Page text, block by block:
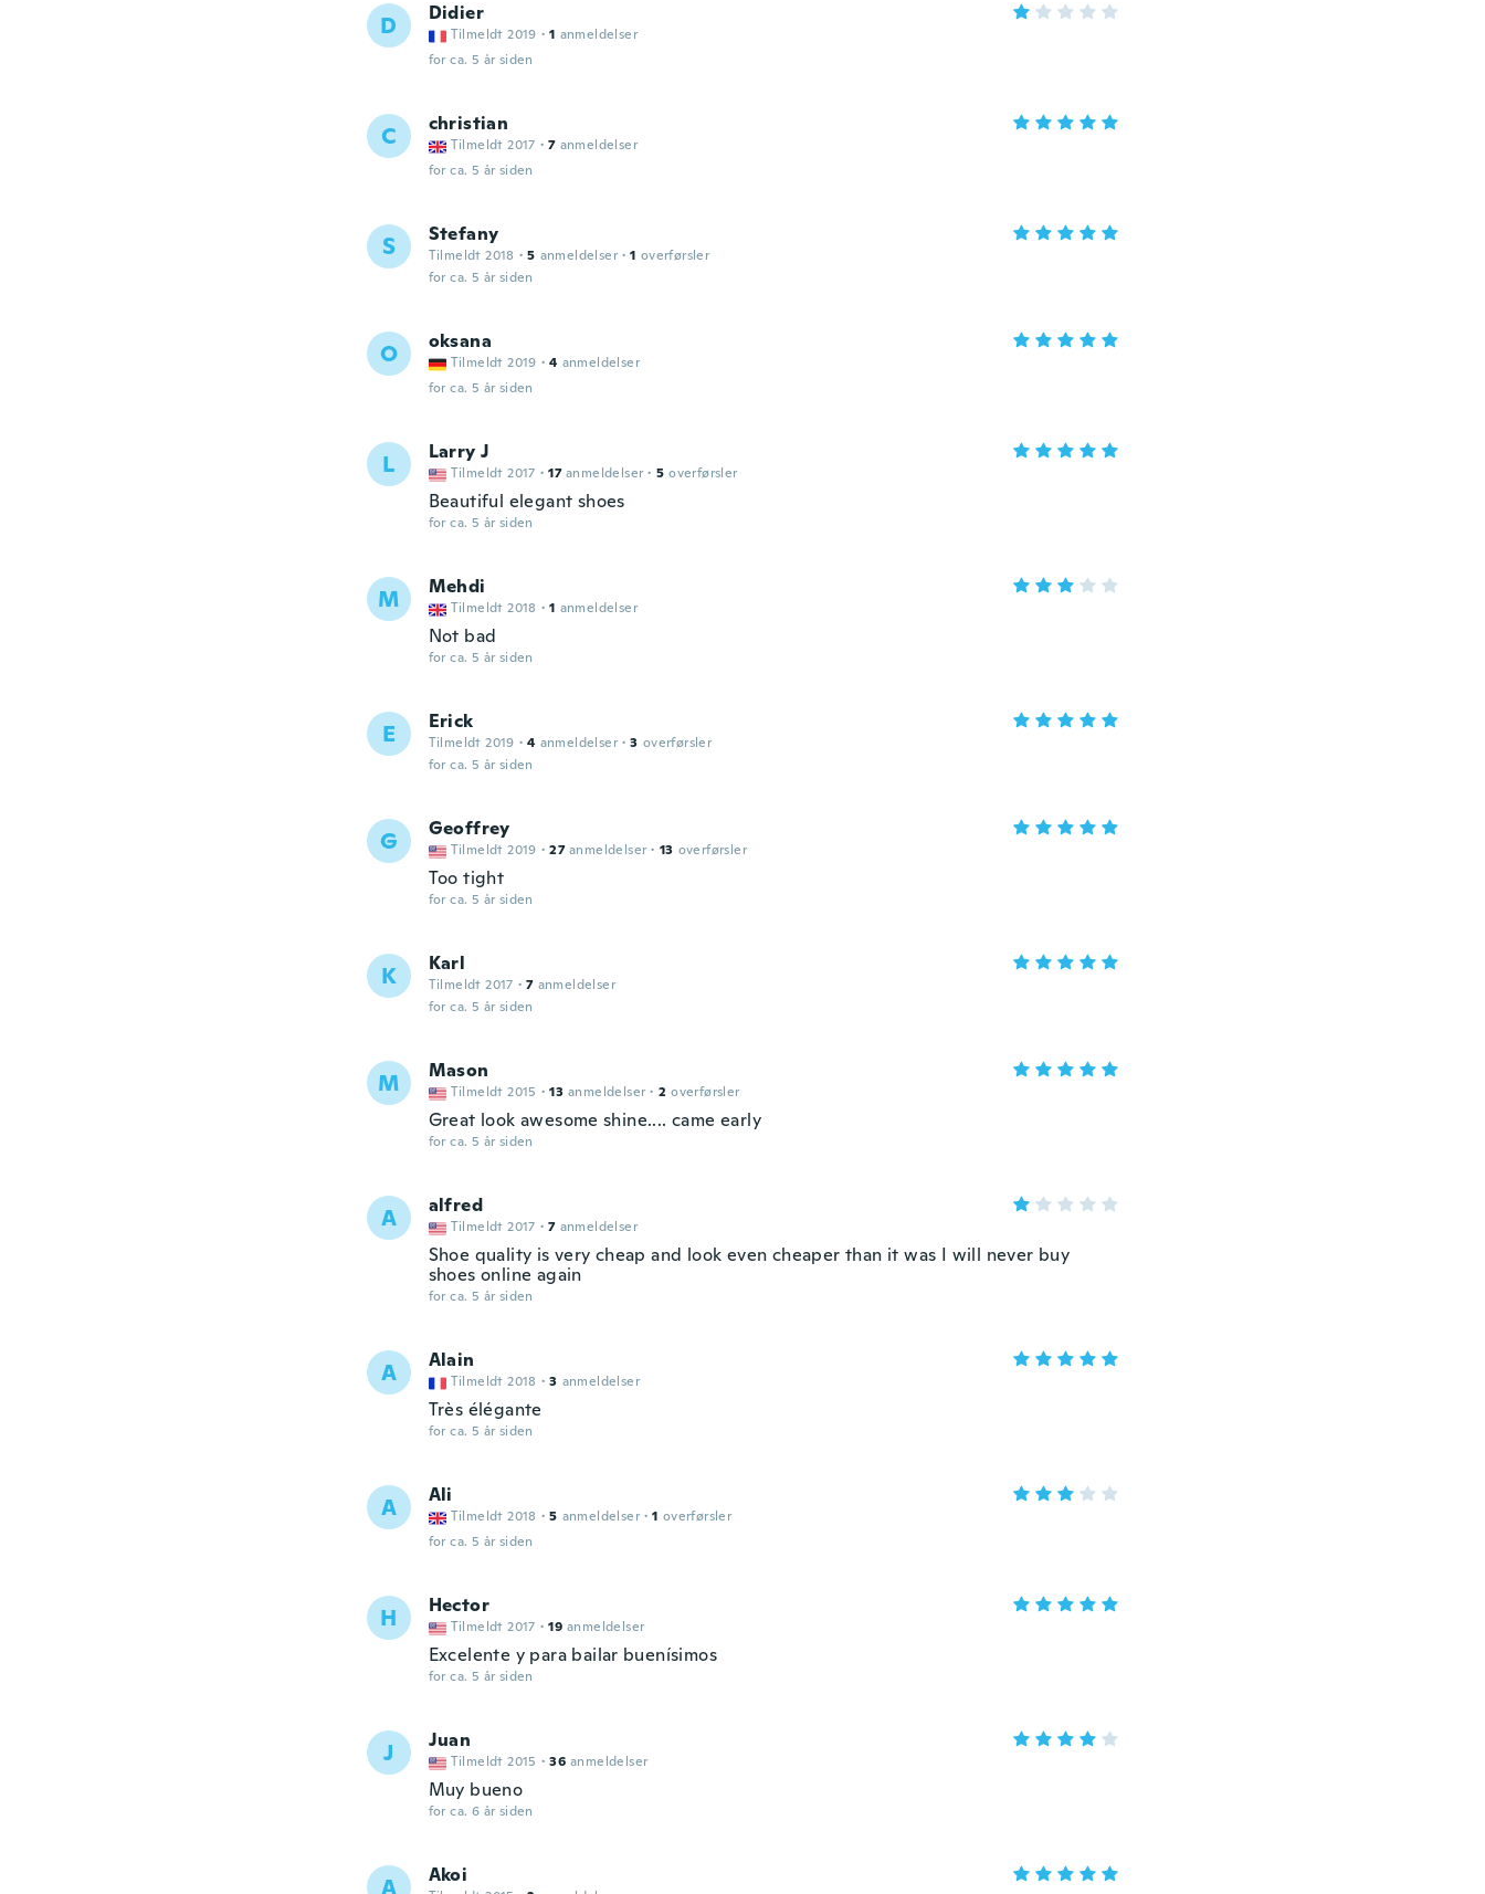
D Didier
Tilmeldt 2019 · 1 anmeldelser
for ca. 5 år siden
C christian
Tilmeldt 2017 · 7 anmeldelser
for ca. 5 år siden
S Stefany
Tilmeldt 2018 · 5 anmeldelser · 1 overførsler
for ca. 5 år siden
O oksana
Tilmeldt 2019 · 4 anmeldelser
for ca. 5 år siden
L Larry J
Tilmeldt 2017 · 17 anmeldelser · 5 overførsler
Beautiful elegant shoes
for ca. 5 år siden
M Mehdi
Tilmeldt 2018 · 1 anmeldelser
Not bad
for ca. 5 år siden
E Erick
Tilmeldt 2019 · 4 anmeldelser · 3 overførsler
for ca. 5 år siden
G Geoffrey
Tilmeldt 2019 · 27 anmeldelser · 13 overførsler
Too tight
for ca. 5 år siden
K Karl
Tilmeldt 2017 · 7 anmeldelser
for ca. 5 år siden
M Mason
Tilmeldt 2015 · 13 anmeldelser · 2 overførsler
Great look awesome shine.... came early
for ca. 5 år siden
A alfred
Tilmeldt 2017 · 7 anmeldelser
Shoe quality is very cheap and look even cheaper than it was I will never buy
shoes online again
for ca. 5 år siden
A Alain
Tilmeldt 2018 · 3 anmeldelser
Très élégante
for ca. 5 år siden
A Ali
Tilmeldt 2018 · 5 anmeldelser · 1 overførsler
for ca. 5 år siden
H Hector
Tilmeldt 2017 · 19 anmeldelser
Excelente y para bailar buenísimos
for ca. 5 år siden
J Juan
Tilmeldt 2015 · 36 anmeldelser
Muy bueno
for ca. 6 år siden
A Akoi